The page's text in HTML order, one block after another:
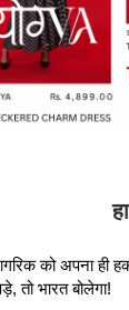
को अपना ही
तो भारत बोलेगा!